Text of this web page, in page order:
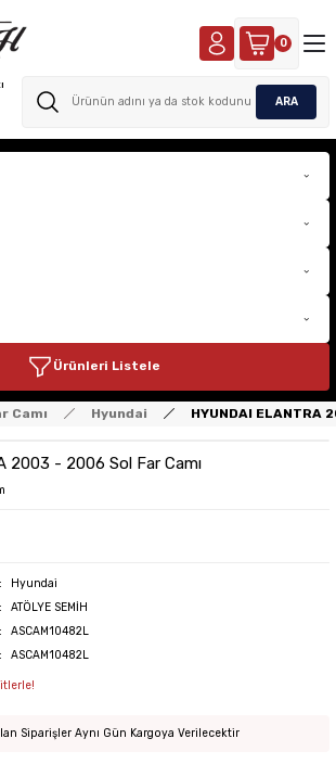
ARA
0
Ürünleri Listele
Camı Hyundai HYUNDAI ELANTRA
2003 - 2006 Sol Far Camı
Hyundai
ATÖLYE SEMİH
ASCAM10482L
ASCAM10482L
Siparişler Aynı Gün Kargoya Verilecektir